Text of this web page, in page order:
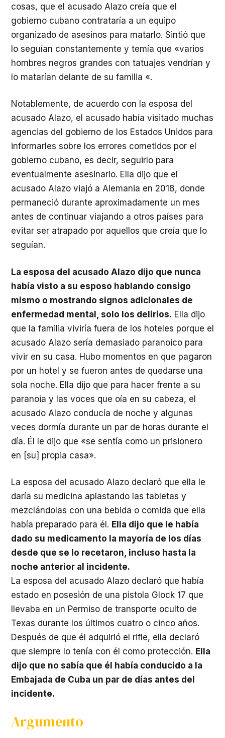
cosas, que el acusado Alazo creía que el
gobierno cubano contrataría a un equipo
organizado de asesinos para matarlo. Sintió que
lo seguían constantemente y temía que «varios
hombres negros grandes con tatuajes vendrían y
lo matarían delante de su familia «.
Notablemente, de acuerdo con la esposa del
acusado Alazo, el acusado había visitado muchas
agencias del gobierno de los Estados Unidos para
informarles sobre los errores cometidos por el
gobierno cubano, es decir, seguirlo para
eventualmente asesinarlo. Ella dijo que el
acusado Alazo viajó a Alemania en 2018, donde
permaneció durante aproximadamente un mes
antes de continuar viajando a otros países para
evitar ser atrapado por aquellos que creía que lo
seguían.
La esposa del acusado Alazo dijo que nunca
había visto a su esposo hablando consigo
mismo o mostrando signos adicionales de
enfermedad mental, solo los delirios. Ella dijo
que la familia viviría fuera de los hoteles porque el
acusado Alazo sería demasiado paranoico para
vivir en su casa. Hubo momentos en que pagaron
por un hotel y se fueron antes de quedarse una
sola noche. Ella dijo que para hacer frente a su
paranoia y las voces que oía en su cabeza, el
acusado Alazo conducía de noche y algunas
veces dormía durante un par de horas durante el
día. Él le dijo que «se sentía como un prisionero
en [su] propia casa».
La esposa del acusado Alazo declaró que ella le
daría su medicina aplastando las tabletas y
mezclándolas con una bebida o comida que ella
había preparado para él. Ella dijo que le había
dado su medicamento la mayoría de los días
desde que se lo recetaron, incluso hasta la
noche anterior al incidente.
La esposa del acusado Alazo declaró que había
estado en posesión de una pistola Glock 17 que
llevaba en un Permiso de transporte oculto de
Texas durante los últimos cuatro o cinco años.
Después de que él adquirió el rifle, ella declaró
que siempre lo tenía con él como protección. Ella
dijo que no sabía que él había conducido a la
Embajada de Cuba un par de días antes del
incidente.
Argumento